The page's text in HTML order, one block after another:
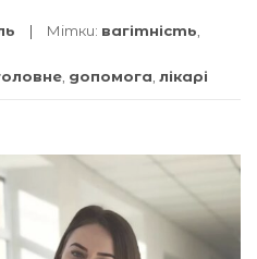
Мітки: вагітність,
, допомога, лікарі